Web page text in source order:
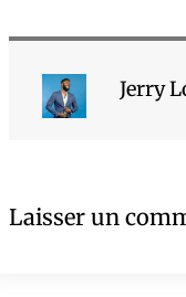
Jerry
Laisser un